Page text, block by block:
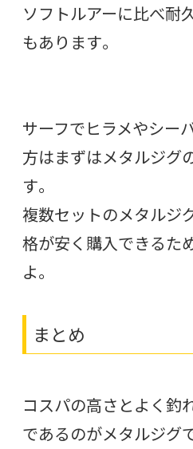
ソフトルアーに比べ耐
もあります。
サーフでヒラメやシー
方はまずはメタルジグ
す。
複数セットのメタルジ
格が安く購入できるた
よ。
まとめ
コスパの高さとよく釣
であるのがメタルジグ